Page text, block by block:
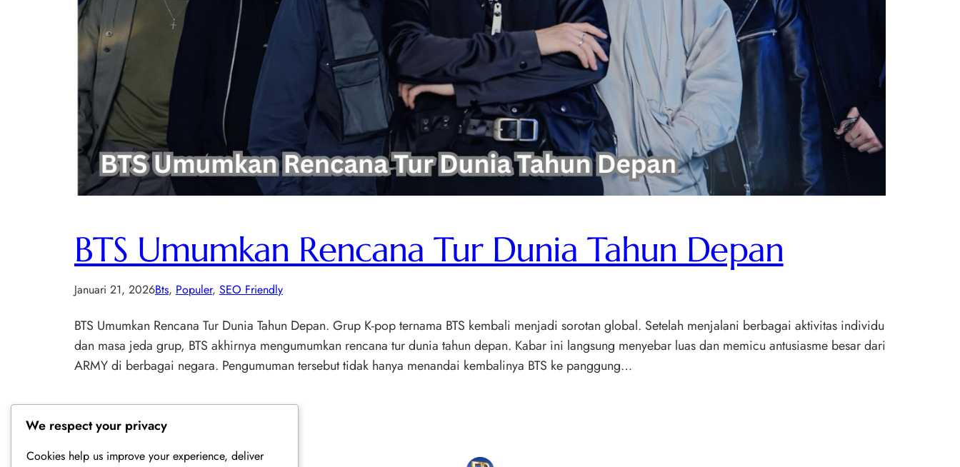
BTS Umumkan Rencana Tur Dunia Tahun Depan
Januari 21, 2026Bts, Populer, SEO Friendly
BTS Umumkan Rencana Tur Dunia Tahun Depan. Grup K-pop ternama BTS kembali menjadi sorotan global. Setelah menjalani berbagai aktivitas individu
dan masa jeda grup, BTS akhirnya mengumumkan rencana tur dunia tahun depan. Kabar ini langsung menyebar luas dan memicu antusiasme besar dari
ARMY di berbagai negara. Pengumuman tersebut tidak hanya menandai kembalinya BTS ke panggung…
We respect your privacy
Cookies help us improve your experience, deliver